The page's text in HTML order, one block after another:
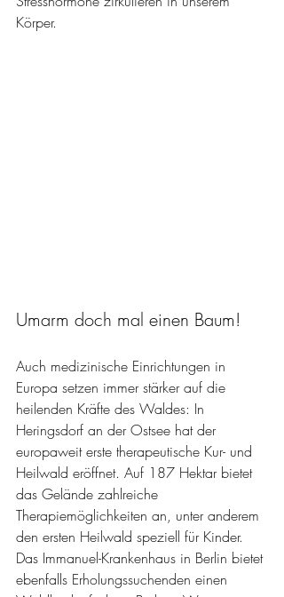
Körper.
Umarm doch mal einen Baum!
Auch medizinische Einrichtungen in
Europa setzen immer stärker auf die
heilenden Kräfte des Waldes: In
Heringsdorf an der Ostsee hat der
europaweit erste therapeutische Kur- und
Heilwald eröffnet. Auf 187 Hektar bietet
das Gelände zahlreiche
Therapiemöglichkeiten an, unter anderem
den ersten Heilwald speziell für Kinder.
Das Immanuel-Krankenhaus in Berlin bietet
ebenfalls Erholungssuchenden einen